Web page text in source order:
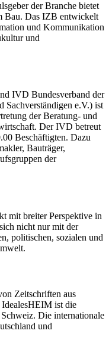
der Branche bietet
Bau. Das IZB entwickelt
und Kommunikation
und
IVD Bundesverband der
Sachverständigen e.V.) ist
der Beratung- und
Der IVD betreut
Beschäftigten. Dazu
Bauträger,
der
mit breiter Perspektive in
nicht nur mit der
politischen, sozialen und
Zeitschriften aus
ist die
Die internationale
und